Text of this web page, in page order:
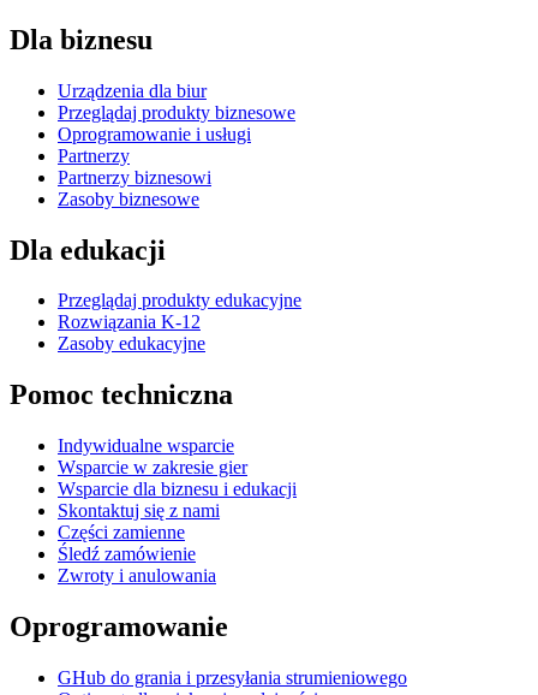
Dla biznesu
Urządzenia dla biur
Przeglądaj produkty biznesowe
Oprogramowanie i usługi
Partnerzy
Partnerzy biznesowi
Zasoby biznesowe
Dla edukacji
Przeglądaj produkty edukacyjne
Rozwiązania K-12
Zasoby edukacyjne
Pomoc techniczna
Indywidualne wsparcie
Wsparcie w zakresie gier
Wsparcie dla biznesu i edukacji
Skontaktuj się z nami
Części zamienne
Śledź zamówienie
Zwroty i anulowania
Oprogramowanie
GHub do grania i przesyłania strumieniowego